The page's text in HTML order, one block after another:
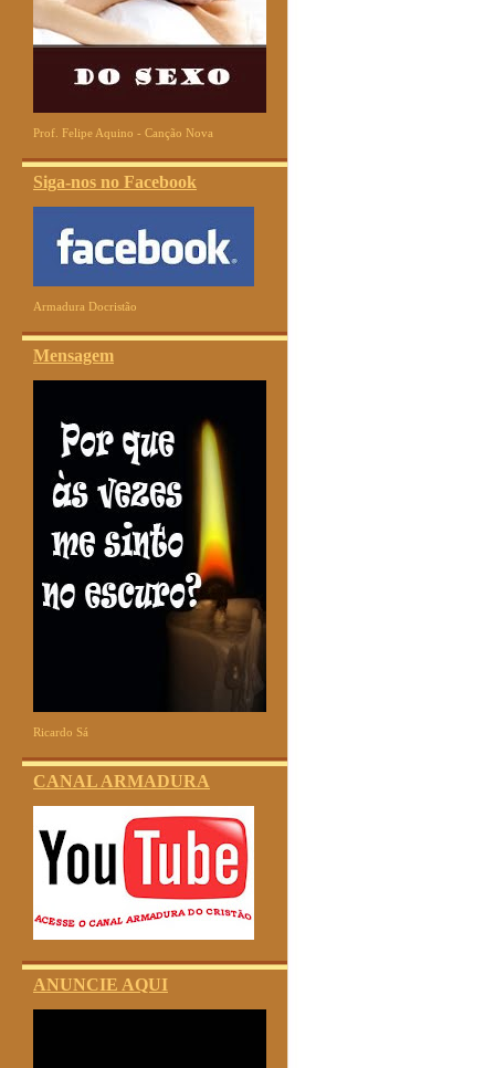
Prof. Felipe Aquino - Canção Nova
Siga-nos no Facebook
Armadura Docristão
Mensagem
Ricardo Sá
CANAL ARMADURA
ANUNCIE AQUI